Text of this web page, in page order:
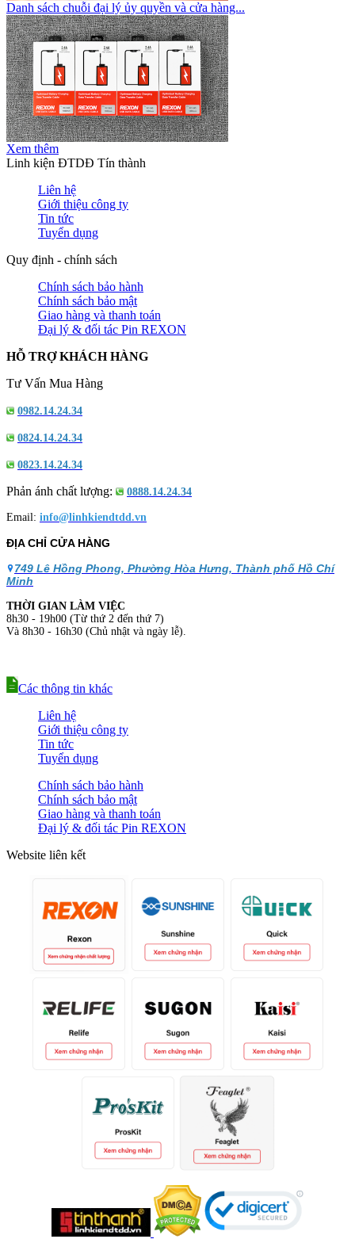
Danh sách chuỗi đại lý ủy quyền và cửa hàng...
Xem thêm
Linh kiện ĐTDĐ Tín thành
Liên hệ
Giới thiệu công ty
Tin tức
Tuyển dụng
Quy định - chính sách
Chính sách bảo hành
Chính sách bảo mật
Giao hàng và thanh toán
Đại lý & đối tác Pin REXON
HỖ TRỢ KHÁCH HÀNG
Tư Vấn Mua Hàng
0982.14.24.34
0824.14.24.34
0823.14.24.34
Phản ánh chất lượng: 0888.14.24.34
Email: info@linhkiendtdd.vn
ĐỊA CHỈ CỬA HÀNG
749 Lê Hồng Phong, Phường Hòa Hưng, Thành phố Hồ Chí
Minh
THỜI GIAN LÀM VIỆC
8h30 - 19h00 (Từ thứ 2 đến thứ 7)
Và 8h30 - 16h30 (Chủ nhật và ngày lễ).
Các thông tin khác
Liên hệ
Giới thiệu công ty
Tin tức
Tuyển dụng
Chính sách bảo hành
Chính sách bảo mật
Giao hàng và thanh toán
Đại lý & đối tác Pin REXON
Website liên kết